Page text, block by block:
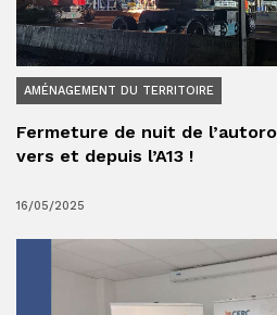
AMÉNAGEMENT DU TERRITOIRE
Fermeture de nuit de
vers et depuis l’A13 !
16/05/2025